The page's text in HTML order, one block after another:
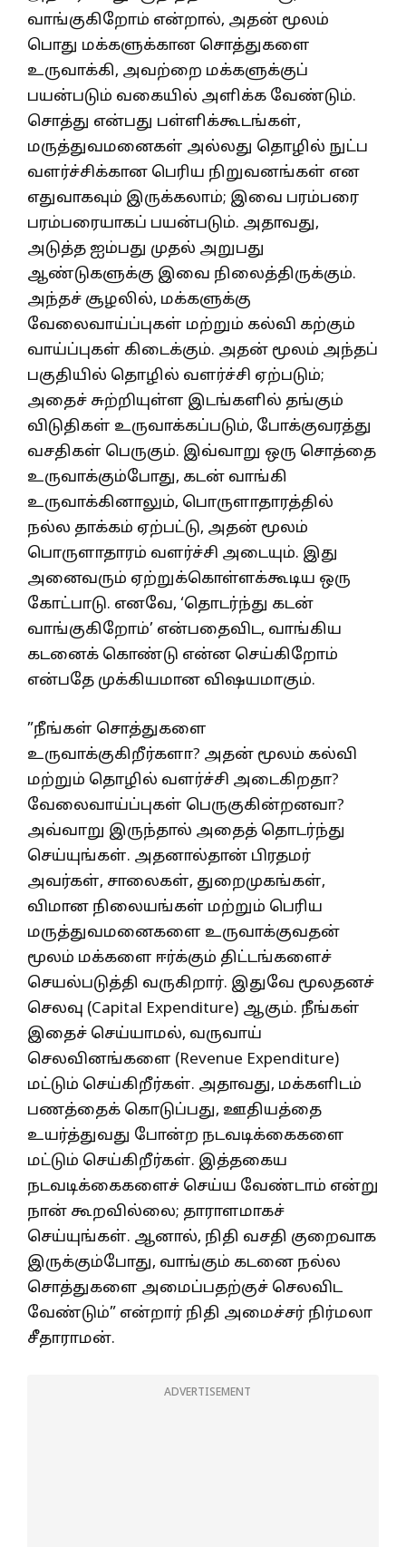
வாங்குகிறோம் என்றால், அதன் மூலம்
பொது மக்களுக்கான சொத்துகளை
உருவாக்கி, அவற்றை மக்களுக்குப்
பயன்படும் வகையில் அளிக்க வேண்டும்.
சொத்து என்பது பள்ளிக்கூடங்கள்,
மருத்துவமனைகள் அல்லது தொழில் நுட்ப
வளர்ச்சிக்கான பெரிய நிறுவனங்கள் என
எதுவாகவும் இருக்கலாம்; இவை பரம்பரை
பரம்பரையாகப் பயன்படும். அதாவது,
அடுத்த ஐம்பது முதல் அறுபது
ஆண்டுகளுக்கு இவை நிலைத்திருக்கும்.
அந்தச் சூழலில், மக்களுக்கு
வேலைவாய்ப்புகள் மற்றும் கல்வி கற்கும்
வாய்ப்புகள் கிடைக்கும். அதன் மூலம் அந்தப்
பகுதியில் தொழில் வளர்ச்சி ஏற்படும்;
அதைச் சுற்றியுள்ள இடங்களில் தங்கும்
விடுதிகள் உருவாக்கப்படும், போக்குவரத்து
வசதிகள் பெருகும். இவ்வாறு ஒரு சொத்தை
உருவாக்கும்போது, கடன் வாங்கி
உருவாக்கினாலும், பொருளாதாரத்தில்
நல்ல தாக்கம் ஏற்பட்டு, அதன் மூலம்
பொருளாதாரம் வளர்ச்சி அடையும். இது
அனைவரும் ஏற்றுக்கொள்ளக்கூடிய ஒரு
கோட்பாடு. எனவே, ‘தொடர்ந்து கடன்
வாங்குகிறோம்’ என்பதைவிட, வாங்கிய
கடனைக் கொண்டு என்ன செய்கிறோம்
என்பதே முக்கியமான விஷயமாகும்.
”நீங்கள் சொத்துகளை
உருவாக்குகிறீர்களா? அதன் மூலம் கல்வி
மற்றும் தொழில் வளர்ச்சி அடைகிறதா?
வேலைவாய்ப்புகள் பெருகுகின்றனவா?
அவ்வாறு இருந்தால் அதைத் தொடர்ந்து
செய்யுங்கள். அதனால்தான் பிரதமர்
அவர்கள், சாலைகள், துறைமுகங்கள்,
விமான நிலையங்கள் மற்றும் பெரிய
மருத்துவமனைகளை உருவாக்குவதன்
மூலம் மக்களை ஈர்க்கும் திட்டங்களைச்
செயல்படுத்தி வருகிறார். இதுவே மூலதனச்
செலவு (Capital Expenditure) ஆகும். நீங்கள்
இதைச் செய்யாமல், வருவாய்
செலவினங்களை (Revenue Expenditure)
மட்டும் செய்கிறீர்கள். அதாவது, மக்களிடம்
பணத்தைக் கொடுப்பது, ஊதியத்தை
உயர்த்துவது போன்ற நடவடிக்கைகளை
மட்டும் செய்கிறீர்கள். இத்தகைய
நடவடிக்கைகளைச் செய்ய வேண்டாம் என்று
நான் கூறவில்லை; தாராளமாகச்
செய்யுங்கள். ஆனால், நிதி வசதி குறைவாக
இருக்கும்போது, வாங்கும் கடனை நல்ல
சொத்துகளை அமைப்பதற்குச் செலவிட
வேண்டும்” என்றார் நிதி அமைச்சர் நிர்மலா
சீதாராமன்.
ADVERTISEMENT